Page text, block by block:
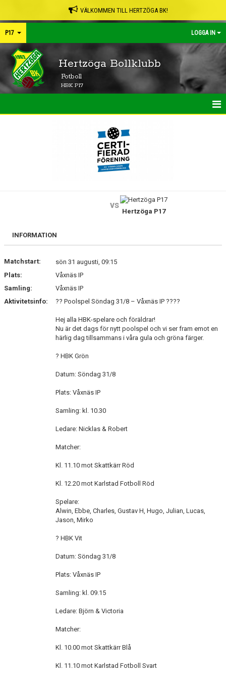
VÄLKOMMEN TILL HERTZÖGA BK!
P17 LOGGA IN
Hertzöga Bollklubb
Fotboll
HBK P17
BILDGALLERI
KONTAKT
vs
Hertzöga P17
INFORMATION
Matchstart:
sön 31 augusti, 09:15
Plats:
Våxnäs IP
Samling:
Våxnäs IP
Aktivitetsinfo:
?? Poolspel Söndag 31/8 – Våxnäs IP ????
Hej alla HBK-spelare och föräldrar!
Nu är det dags för nytt poolspel och vi ser fram emot en
härlig dag tillsammans i våra gula och gröna färger.
? HBK Grön
Datum: Söndag 31/8
Plats: Våxnäs IP
Samling: kl. 10.30
Ledare: Nicklas & Robert
Matcher:
Kl. 11.10 mot Skattkärr Röd
Kl. 12.20 mot Karlstad Fotboll Röd
Spelare:
Alwin, Ebbe, Charles, Gustav H, Hugo, Julian, Lucas,
Jason, Mirko
? HBK Vit
Datum: Söndag 31/8
Plats: Våxnäs IP
Samling: kl. 09.15
Ledare: Björn & Victoria
Matcher:
Kl. 10.00 mot Skattkärr Blå
Kl. 11.10 mot Karlstad Fotboll Svart